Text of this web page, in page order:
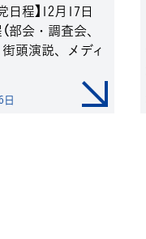
日程】12月17日
部会・調査会、
頭演説、メディ
日